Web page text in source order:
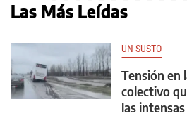
Las Más Leídas
UN SUSTO
Tensión en
colectivo
las